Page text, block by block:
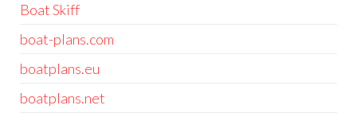
Boat Skiff
boat-plans.com
boatplans.eu
boatplans.net